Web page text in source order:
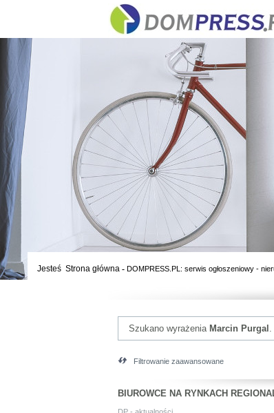
Jesteś Strona główna - DOMPRESS.PL: serwis ogłoszeniowy -
Szukano wyrażenia Marcin Purgal .
Filtrowanie zaawansowane
BIUROWCE NA RYNKACH